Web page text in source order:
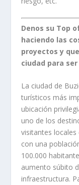
Denos su Top
haciendo las
proyectos y
ciudad para
La ciudad de
turísticos más
ubicación
uno de los
visitantes locales
con una
100.000
aumento súbito
infraestructura.